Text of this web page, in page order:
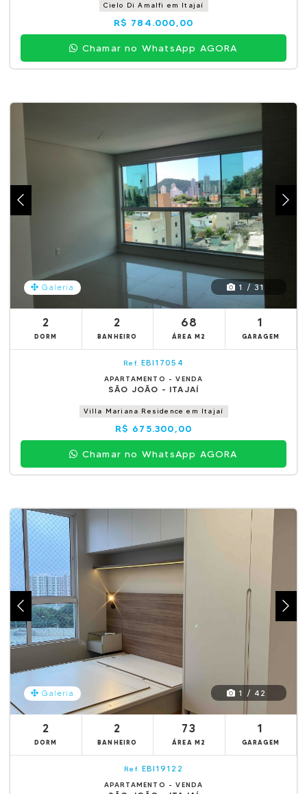
Cielo Di Amalfi em Itajaí
R$ 784.000,00
Chamar no WhatsApp AGORA
Galeria 1 / 31
2
DORM
2
BANHEIRO
68
ÁREA M2
1
GARAGEM
Ref. EBI17054
APARTAMENTO - VENDA
SÃO JOÃO - ITAJAÍ
Villa Mariana Residence em Itajaí
R$ 675.300,00
Chamar no WhatsApp AGORA
Galeria 1 / 42
2
DORM
2
BANHEIRO
73
ÁREA M2
1
GARAGEM
Ref. EBI19122
APARTAMENTO - VENDA